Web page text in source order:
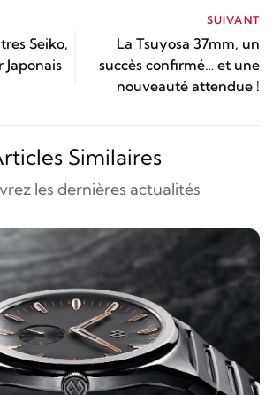
Seiko,
SUIVANT
La Tsuyosa 37mm, un
succès confirmé… et une
nouveauté attendue !
Similaires
les dernières actualités